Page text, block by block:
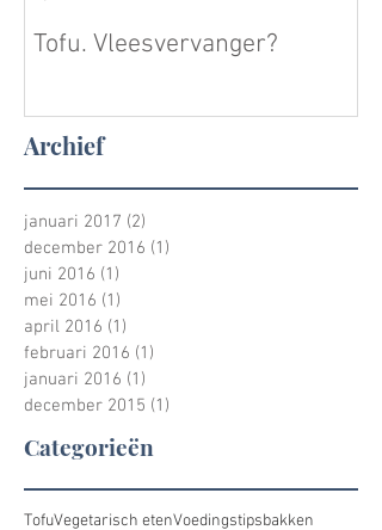
Tofu. Vleesvervanger?
Archief
januari 2017 (2)
december 2016 (1)
juni 2016 (1)
mei 2016 (1)
april 2016 (1)
februari 2016 (1)
januari 2016 (1)
december 2015 (1)
Categorieën
TofuVegetarisch etenVoedingstipsbakken